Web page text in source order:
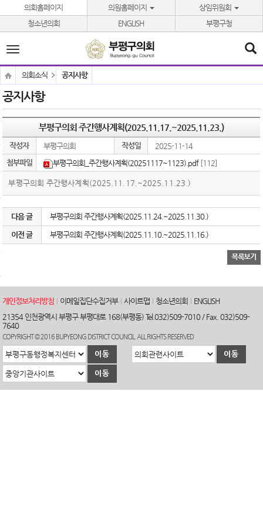
본문바로가기의회홈페이지 의원홈페이지
상임위원회
청소년의회
ENGLISH 부평구청
전
메
의회소식 공지사항
공지사항
부평구의회 주간행사계획(2025.11.17.~2025.11.23.)
작성자 부평구의회 작성일
2025-11-14
첨부파일
부평구의회_주간행사계획(20251117~1123).pdf [112]
부평구의회 주간행사계획(2025.11.17.~2025.11.23.)
다음 글 부평구의회 주간행사계획(2025.11.24.~2025.11.30.)
이전 글 부평구의회 주간행사계획(2025.11.10.~2025.11.16.)
개인정보처리방침 이메일집단수집거부 사이트맵 청소년의회
ENGLISH
21354 인천광역시 부평구 부평대로 168(부평동) Tel.032)509-7010 / Fax. 032)509-
7640
COPYRIGHT © 2016 BUPYEONG DISTRICT COUNCIL. ALL RIGHTS RESERVED